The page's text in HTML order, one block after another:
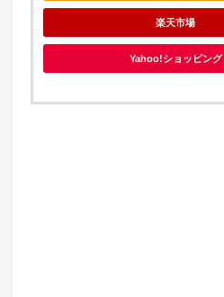
楽天市場
Yahoo!ショッピング